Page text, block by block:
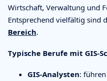
Wirtschaft, Verwaltung und
Entsprechend vielfältig sind
Bereich.
Typische Berufe mit GIS-
GIS-Analysten: